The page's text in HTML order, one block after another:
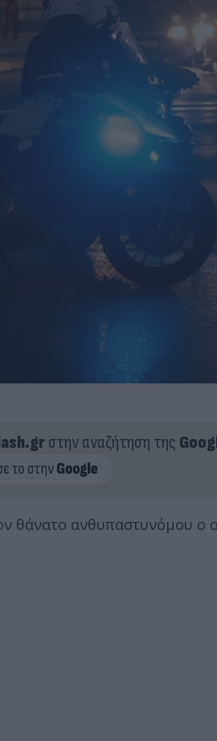
στην αναζήτηση της
θάνατο ανθυπαστυνόμου ο